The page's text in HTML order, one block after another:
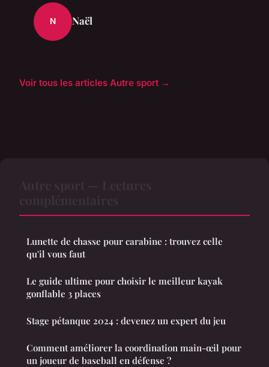
N Naël
Voir tous les articles Autre sport →
Lunette de chasse pour carabine : trouvez celle
qu'il vous faut
Le guide ultime pour choisir le meilleur kayak
gonflable 3 places
Stage pétanque 2024 : devenez un expert du jeu
Comment améliorer la coordination main-œil pour
un joueur de baseball en défense ?